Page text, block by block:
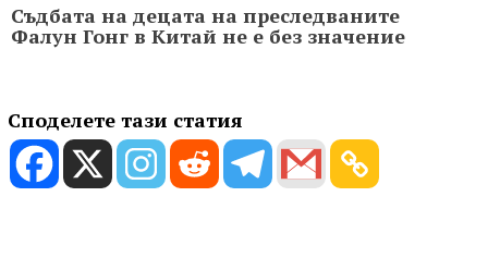
Съдбата на децата на преследваните
Фалун Гонг в Китай не е без значение
Споделете тази статия